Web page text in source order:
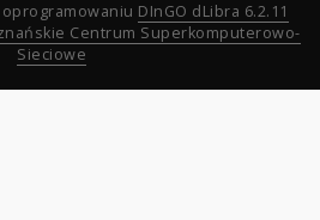
DInGO dLibra 6.2.11
Centrum Superkomputerowo-
Sieciowe